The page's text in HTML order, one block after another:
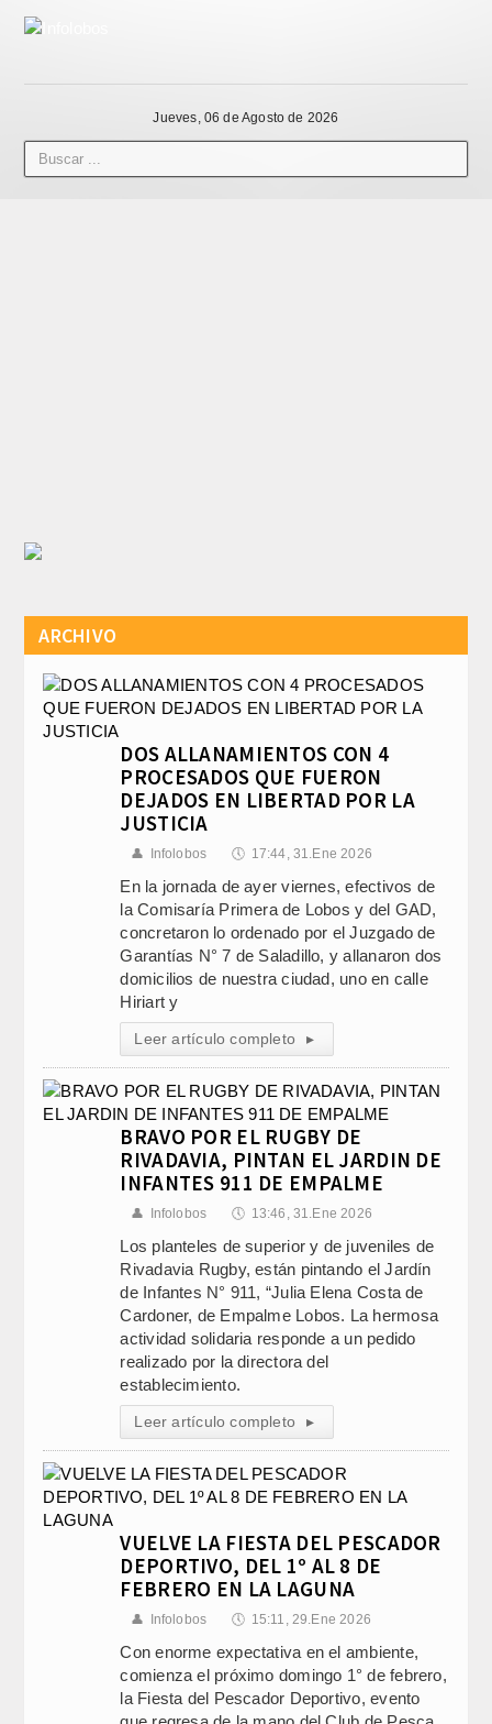
Jueves, 06 de Agosto de 2026
ARCHIVO
DOS ALLANAMIENTOS CON 4
PROCESADOS QUE FUERON
DEJADOS EN LIBERTAD POR LA
JUSTICIA
👤 Infolobos 🕔 17:44, 31.Ene 2026
En la jornada de ayer viernes, efectivos de
la Comisaría Primera de Lobos y del GAD,
concretaron lo ordenado por el Juzgado de
Garantías N° 7 de Saladillo, y allanaron dos
domicilios de nuestra ciudad, uno en calle
Hiriart y
Leer artículo completo ▸
BRAVO POR EL RUGBY DE
RIVADAVIA, PINTAN EL JARDIN DE
INFANTES 911 DE EMPALME
👤 Infolobos 🕔 13:46, 31.Ene 2026
Los planteles de superior y de juveniles de
Rivadavia Rugby, están pintando el Jardín
de Infantes N° 911, “Julia Elena Costa de
Cardoner, de Empalme Lobos. La hermosa
actividad solidaria responde a un pedido
realizado por la directora del
establecimiento.
Leer artículo completo ▸
VUELVE LA FIESTA DEL PESCADOR
DEPORTIVO, DEL 1º AL 8 DE
FEBRERO EN LA LAGUNA
👤 Infolobos 🕔 15:11, 29.Ene 2026
Con enorme expectativa en el ambiente,
comienza el próximo domingo 1° de febrero,
la Fiesta del Pescador Deportivo, evento